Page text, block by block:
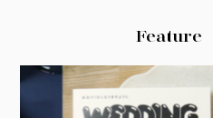
Feature